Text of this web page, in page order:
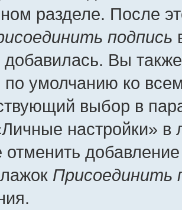
разделе. После
подпись
добавилась. Вы
по умолчанию ко
выбор в
настройки»
отменить
Присоединить